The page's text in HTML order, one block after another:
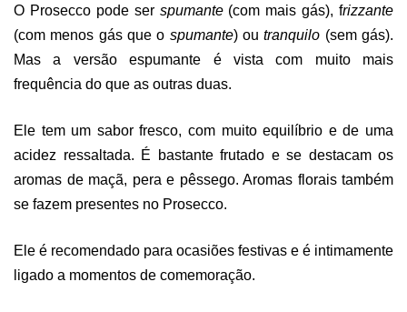
O Prosecco pode ser spumante(com mais gás), frizzante
(com menos gás que o spumante) outranquilo (sem gás).
Mas a versão espumante é vista com muito mais
frequência do que as outras duas.
Ele tem um sabor fresco, com muito equilíbrio e de uma
acidez ressaltada. É bastante frutado e se destacam os
aromas de maçã, pera e pêssego. Aromas florais também
se fazem presentes no Prosecco.
Ele é recomendado para ocasiões festivas e é intimamente
ligado a momentos de comemoração.